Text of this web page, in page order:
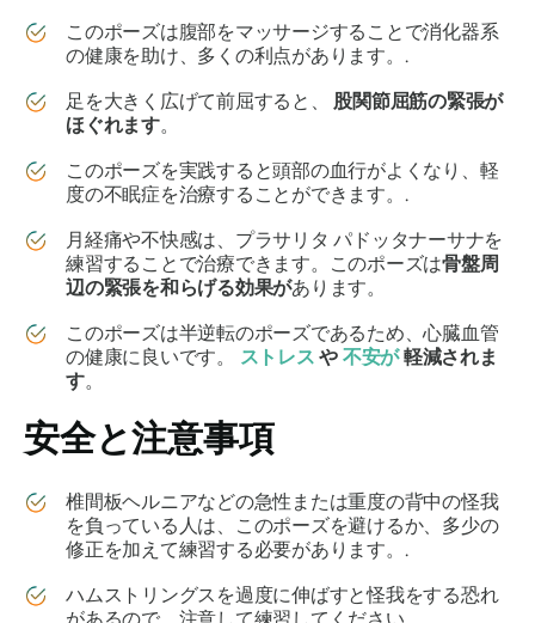
このポーズは腹部をマッサージすることで消化器系
の健康を助け、多くの利点があります。.
足を大きく広げて前屈すると、 股関節屈筋の緊張が
ほぐれます。
このポーズを実践すると頭部の血行がよくなり、軽
度の不眠症を治療することができます。.
月経痛や不快感は、 プラサリタ パドッタナーサナを
練習することで治療できます。このポーズは骨盤周
辺の緊張を和らげる効果があります。
このポーズは半逆転のポーズであるため、心臓血管
の健康に良いです。 ストレス や 不安が軽減されま
す。
安全と注意事項
椎間板ヘルニアなどの急性または重度の背中の怪我
を負っている人は、このポーズを避けるか、多少の
修正を加えて練習する必要があります。.
ハムストリングスを過度に伸ばすと怪我をする恐れ